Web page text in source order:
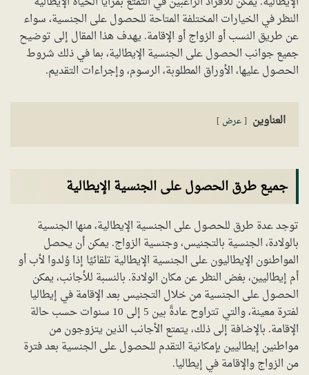
النظر في الخيارات المختلفة المتاحة للحصول على الجنسية، سواء
عن طريق النسب أو الزواج أو الإقامة. يهدف هذا المقال إلى توضيح
جميع جوانب الحصول على الجنسية الإيطالية، بما في ذلك شروط
الحصول عليها، الأوراق المطلوبة، الرسوم، وإجراءات التقديم.
العناوين عرض
جميع طرق الحصول على الجنسية الإيطالية
توجد عدة طرق للحصول على الجنسية الإيطالية، منها الجنسية
بالولادة، الجنسية بالتجنيس، وجنسية الزواج. يمكن أن يحصل
المواطنون الإيطاليون على الجنسية الإيطالية تلقائيًا إذا وُلدوا لأب أو
أم إيطاليين، بغض النظر عن مكان الولادة. بالنسبة للأجانب، يمكن
الحصول على الجنسية من خلال التجنيس بعد الإقامة في إيطاليا
لفترة معينة، والتي تتراوح عادةً بين 5 إلى 10 سنوات حسب حالة
الإقامة. بالإضافة إلى ذلك، يتمتع الأجانب الذين يتزوجون من
مواطنين إيطاليين بإمكانية التقدم للحصول على الجنسية بعد فترة
من الزواج والإقامة في إيطاليا.